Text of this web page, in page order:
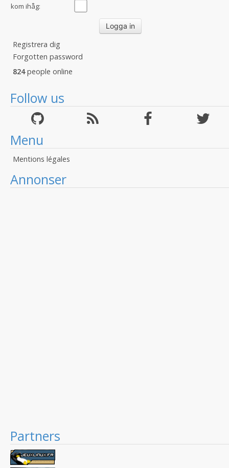
kom ihåg:
Registrera dig
Forgotten password
824people online
Follow us
Menu
Mentions légales
Annonser
Partners